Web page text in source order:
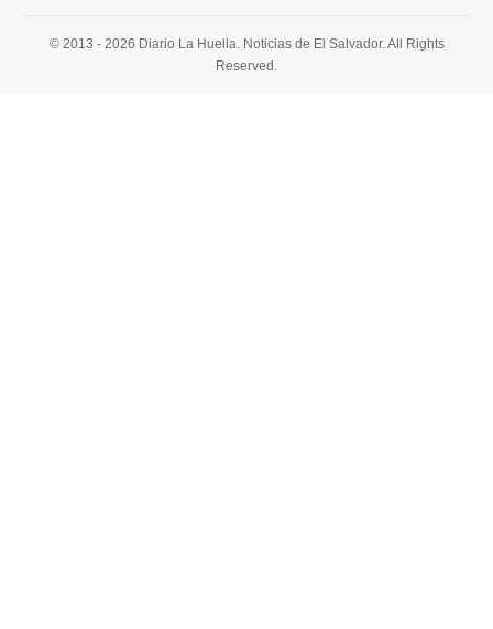
© 2013 - 2026 Diario La Huella. Noticias de El Salvador. All Rights
Reserved.